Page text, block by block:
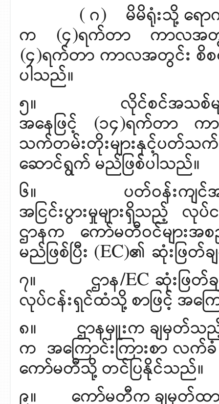
( ဂ) မိမိရုံးသို့ ရောက်ရှိ
က (၄)ရက်တာ ကာလအတွင်
(၄)ရက်တာ ကာလအတွင်း စိစ
ပါသည်။
၅။ လိုင်စင်အသစ်များ
အနေဖြင့် (၁၄)ရက်တာ က
သက်တမ်းတိုးများနှင့်ပတ်သ
ဆောင်ရွက် မည်ဖြစ်ပါသည်။
၆။ ပတ်ဝန်းကျင်အနှော
အငြင်းပွားမှုများရှိသည့်
ဌာနက ကော်မတီဝင်များအ
မည်ဖြစ်ပြီး (EC)၏ ဆုံးဖ
၇။ ဌာန/EC ဆုံးဖြတ်ချ
လုပ်ငန်းရှင်ထံသို့ စာဖြင့် အကြ
၈။ ဌာနမှူးက ချမှတ်သည့်
က အကြောင်းကြားစာ လက်
ကော်မတီသို့ တင်ပြနိုင်သည်။
၉။ ကော်မတီက ချမှတ်ထ